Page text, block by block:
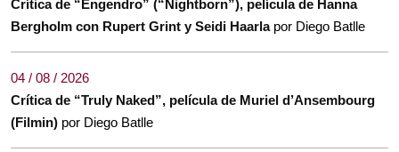
Crítica de “Engendro” (“Nightborn”), película de Hanna
Bergholm con Rupert Grint y Seidi Haarla por Diego Batlle
04 / 08 / 2026
Crítica de “Truly Naked”, película de Muriel d’Ansembourg
(Filmin) por Diego Batlle